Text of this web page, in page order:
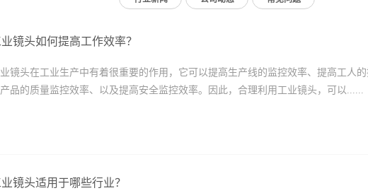
镜头如何提高工作效率？
镜头在工业生产中有着很重要的作用，它可以提高生产线的监控效率、提高工人
品的质量监控效率、以及提高安全监控效率。因此，合理利用工业镜头，可以......
镜头适用于哪些行业？